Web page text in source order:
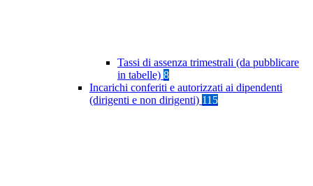
Tassi di assenza trimestrali (da pubblicare
in tabelle) 8
Incarichi conferiti e autorizzati ai dipendenti
(dirigenti e non dirigenti) 115